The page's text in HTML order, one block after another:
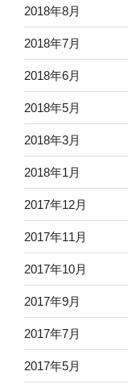
2018年8月
2018年7月
2018年6月
2018年5月
2018年3月
2018年1月
2017年12月
2017年11月
2017年10月
2017年9月
2017年7月
2017年5月